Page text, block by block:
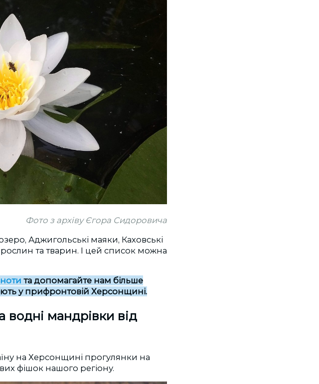
Фото з архіву Єгора Сидоровича
Аджигольські маяки, Каховські
та тварин. І цей список можна
та допомагайте нам більше
у прифронтовій Херсонщині.
водні мандрівки від
на Херсонщині прогулянки на
фішок нашого регіону.